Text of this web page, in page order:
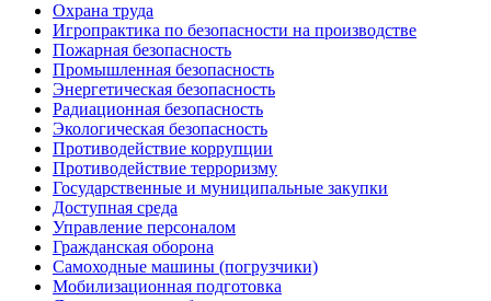
Охрана труда
Игропрактика по безопасности на производстве
Пожарная безопасность
Промышленная безопасность
Энергетическая безопасность
Радиационная безопасность
Экологическая безопасность
Противодействие коррупции
Противодействие терроризму
Государственные и муниципальные закупки
Доступная среда
Управление персоналом
Гражданская оборона
Самоходные машины (погрузчики)
Мобилизационная подготовка